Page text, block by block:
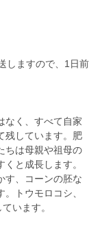
しますので、1日前
なく、すべて自家
残しています。肥
ちは母親や祖母の
と成長します。
す、コーンの胚な
トウモロコシ、
います。